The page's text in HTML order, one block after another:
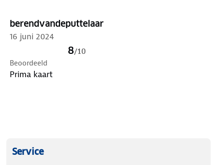
berendvandeputtelaar
16 juni 2024
8/10
Beoordeeld
Prima kaart
Service